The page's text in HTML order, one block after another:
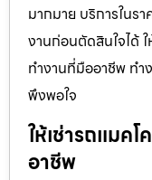
มากมาย บริการในร
งานก่อนตัดสินใจได้
ทำงานที่มืออาชีพ ทำ
พึงพอใจ
ให้เช่ารถแมค
อาชีพ